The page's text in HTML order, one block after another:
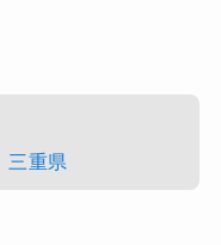
三重県